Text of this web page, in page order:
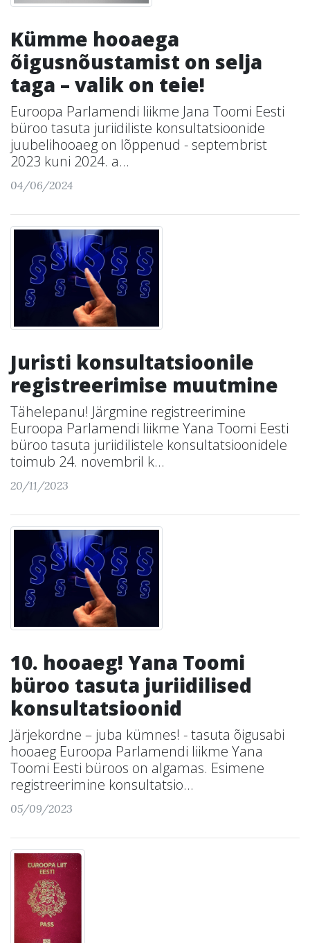
Kümme hooaega
õigusnõustamist on selja
taga – valik on teie!
Euroopa Parlamendi liikme Jana Toomi Eesti
büroo tasuta juriidiliste konsultatsioonide
juubelihooaeg on lõppenud - septembrist
2023 kuni 2024. a...
04/06/2024
Juristi konsultatsioonile
registreerimise muutmine
Tähelepanu! Järgmine registreerimine
Euroopa Parlamendi liikme Yana Toomi Eesti
büroo tasuta juriidilistele konsultatsioonidele
toimub 24. novembril k...
20/11/2023
10. hooaeg! Yana Toomi
büroo tasuta juriidilised
konsultatsioonid
Järjekordne – juba kümnes! - tasuta õigusabi
hooaeg Euroopa Parlamendi liikme Yana
Toomi Eesti büroos on algamas. Esimene
registreerimine konsultatsio...
05/09/2023